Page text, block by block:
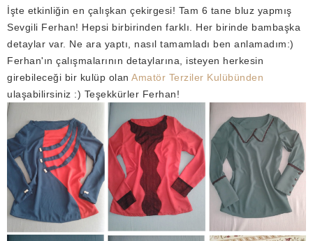
İşte etkinliğin en çalışkan çekirgesi! Tam 6 tane bluz yapmış
Sevgili Ferhan! Hepsi birbirinden farklı. Her birinde bambaşka
detaylar var. Ne ara yaptı, nasıl tamamladı ben anlamadım:)
Ferhan'ın çalışmalarının detaylarına, isteyen herkesin
girebileceği bir kulüp olan Amatör Terziler Kulübünden
ulaşabilirsiniz :) Teşekkürler Ferhan!